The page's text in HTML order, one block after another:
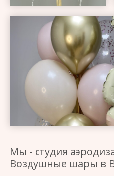
Мы - студия
Воздушные шары в